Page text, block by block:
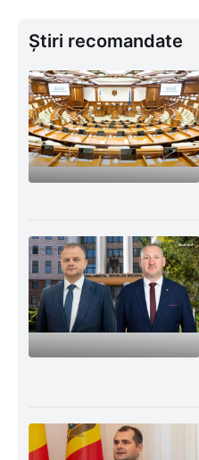
Știri recomandate